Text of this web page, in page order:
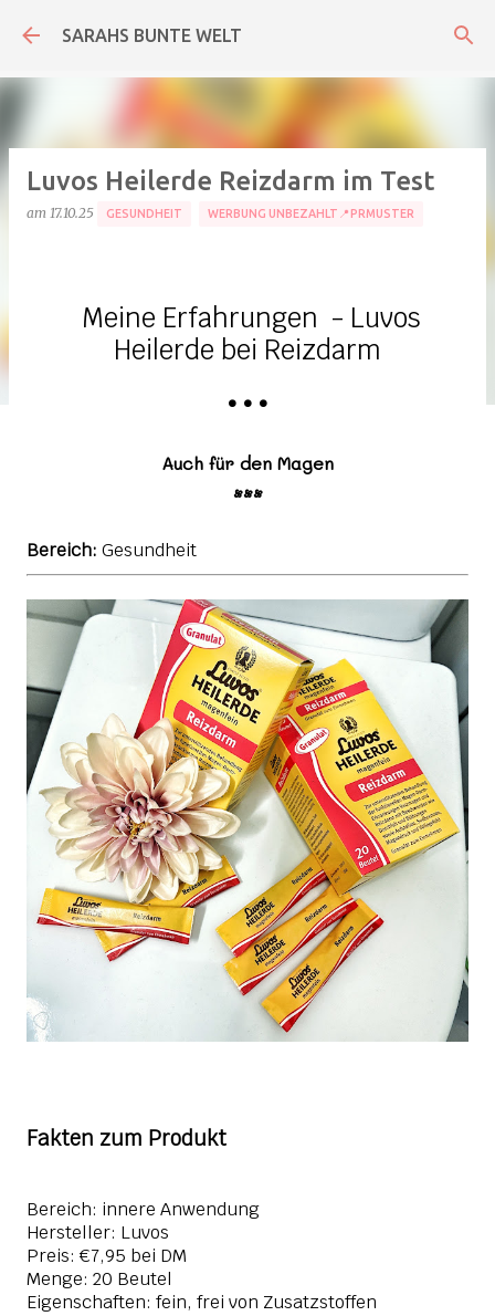
Direkt zum Hauptbereich
SARAHS BUNTE WELT
Luvos Heilerde Reizdarm im Test
am 17.10.25 GESUNDHEIT WERBUNG UNBEZAHLT📍PRMUSTER
Meine Erfahrungen - Luvos
Heilerde bei Reizdarm
• • •
Auch für den Magen
•••
Bereich: Gesundheit
Fakten zum Produkt
Bereich: innere Anwendung
Hersteller: Luvos
Preis: €7,95 bei DM
Menge: 20 Beutel
Eigenschaften: fein, frei von Zusatzstoffen